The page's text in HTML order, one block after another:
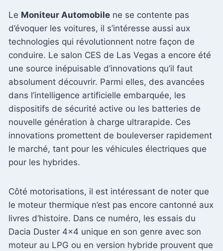
Le Moniteur Automobile ne se contente pas
d’évoquer les voitures, il s’intéresse aussi aux
technologies qui révolutionnent notre façon de
conduire. Le salon CES de Las Vegas a encore été
une source inépuisable d’innovations qu’il faut
absolument découvrir. Parmi elles, des avancées
dans l’intelligence artificielle embarquée, les
dispositifs de sécurité active ou les batteries de
nouvelle génération à charge ultrarapide. Ces
innovations promettent de bouleverser rapidement
le marché, tant pour les véhicules électriques que
pour les hybrides.
Côté motorisations, il est intéressant de noter que
le moteur thermique n’est pas encore cantonné aux
livres d’histoire. Dans ce numéro, les essais du
Dacia Duster 4×4 unique en son genre avec son
moteur au LPG ou en version hybride prouvent que